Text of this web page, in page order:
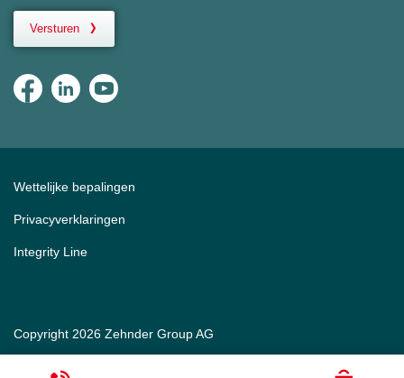
Versturen
Copyright 2026 Zehnder Group AG
Wettelijke bepalingen
Privacyverklaringen
Integrity Line